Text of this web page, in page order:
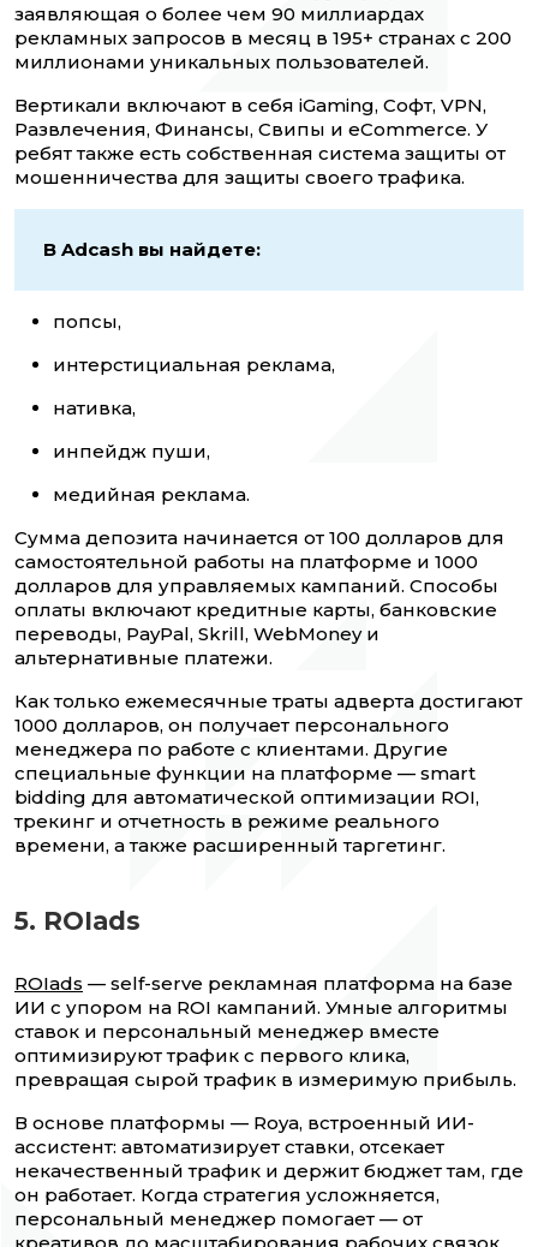
заявляющая о более чем 90 миллиардах
рекламных запросов в месяц в 195+ странах с 200
миллионами уникальных пользователей.
Вертикали включают в себя iGaming, Софт, VPN,
Развлечения, Финансы, Свипы и eCommerce. У
ребят также есть собственная система защиты от
мошенничества для защиты своего трафика.
В Adcash вы найдете:
попсы,
интерстициальная реклама,
нативка,
инпейдж пуши,
медийная реклама.
Сумма депозита начинается от 100 долларов для
самостоятельной работы на платформе и 1000
долларов для управляемых кампаний. Способы
оплаты включают кредитные карты, банковские
переводы, PayPal, Skrill, WebMoney и
альтернативные платежи.
Как только ежемесячные траты адверта достигают
1000 долларов, он получает персонального
менеджера по работе с клиентами. Другие
специальные функции на платформе — smart
bidding для автоматической оптимизации ROI,
трекинг и отчетность в режиме реального
времени, а также расширенный таргетинг.
5. ROIads
ROIads — self-serve рекламная платформа на базе
ИИ с упором на ROI кампаний. Умные алгоритмы
ставок и персональный менеджер вместе
оптимизируют трафик с первого клика,
превращая сырой трафик в измеримую прибыль.
В основе платформы — Roya, встроенный ИИ-
ассистент: автоматизирует ставки, отсекает
некачественный трафик и держит бюджет там, где
он работает. Когда стратегия усложняется,
персональный менеджер помогает — от